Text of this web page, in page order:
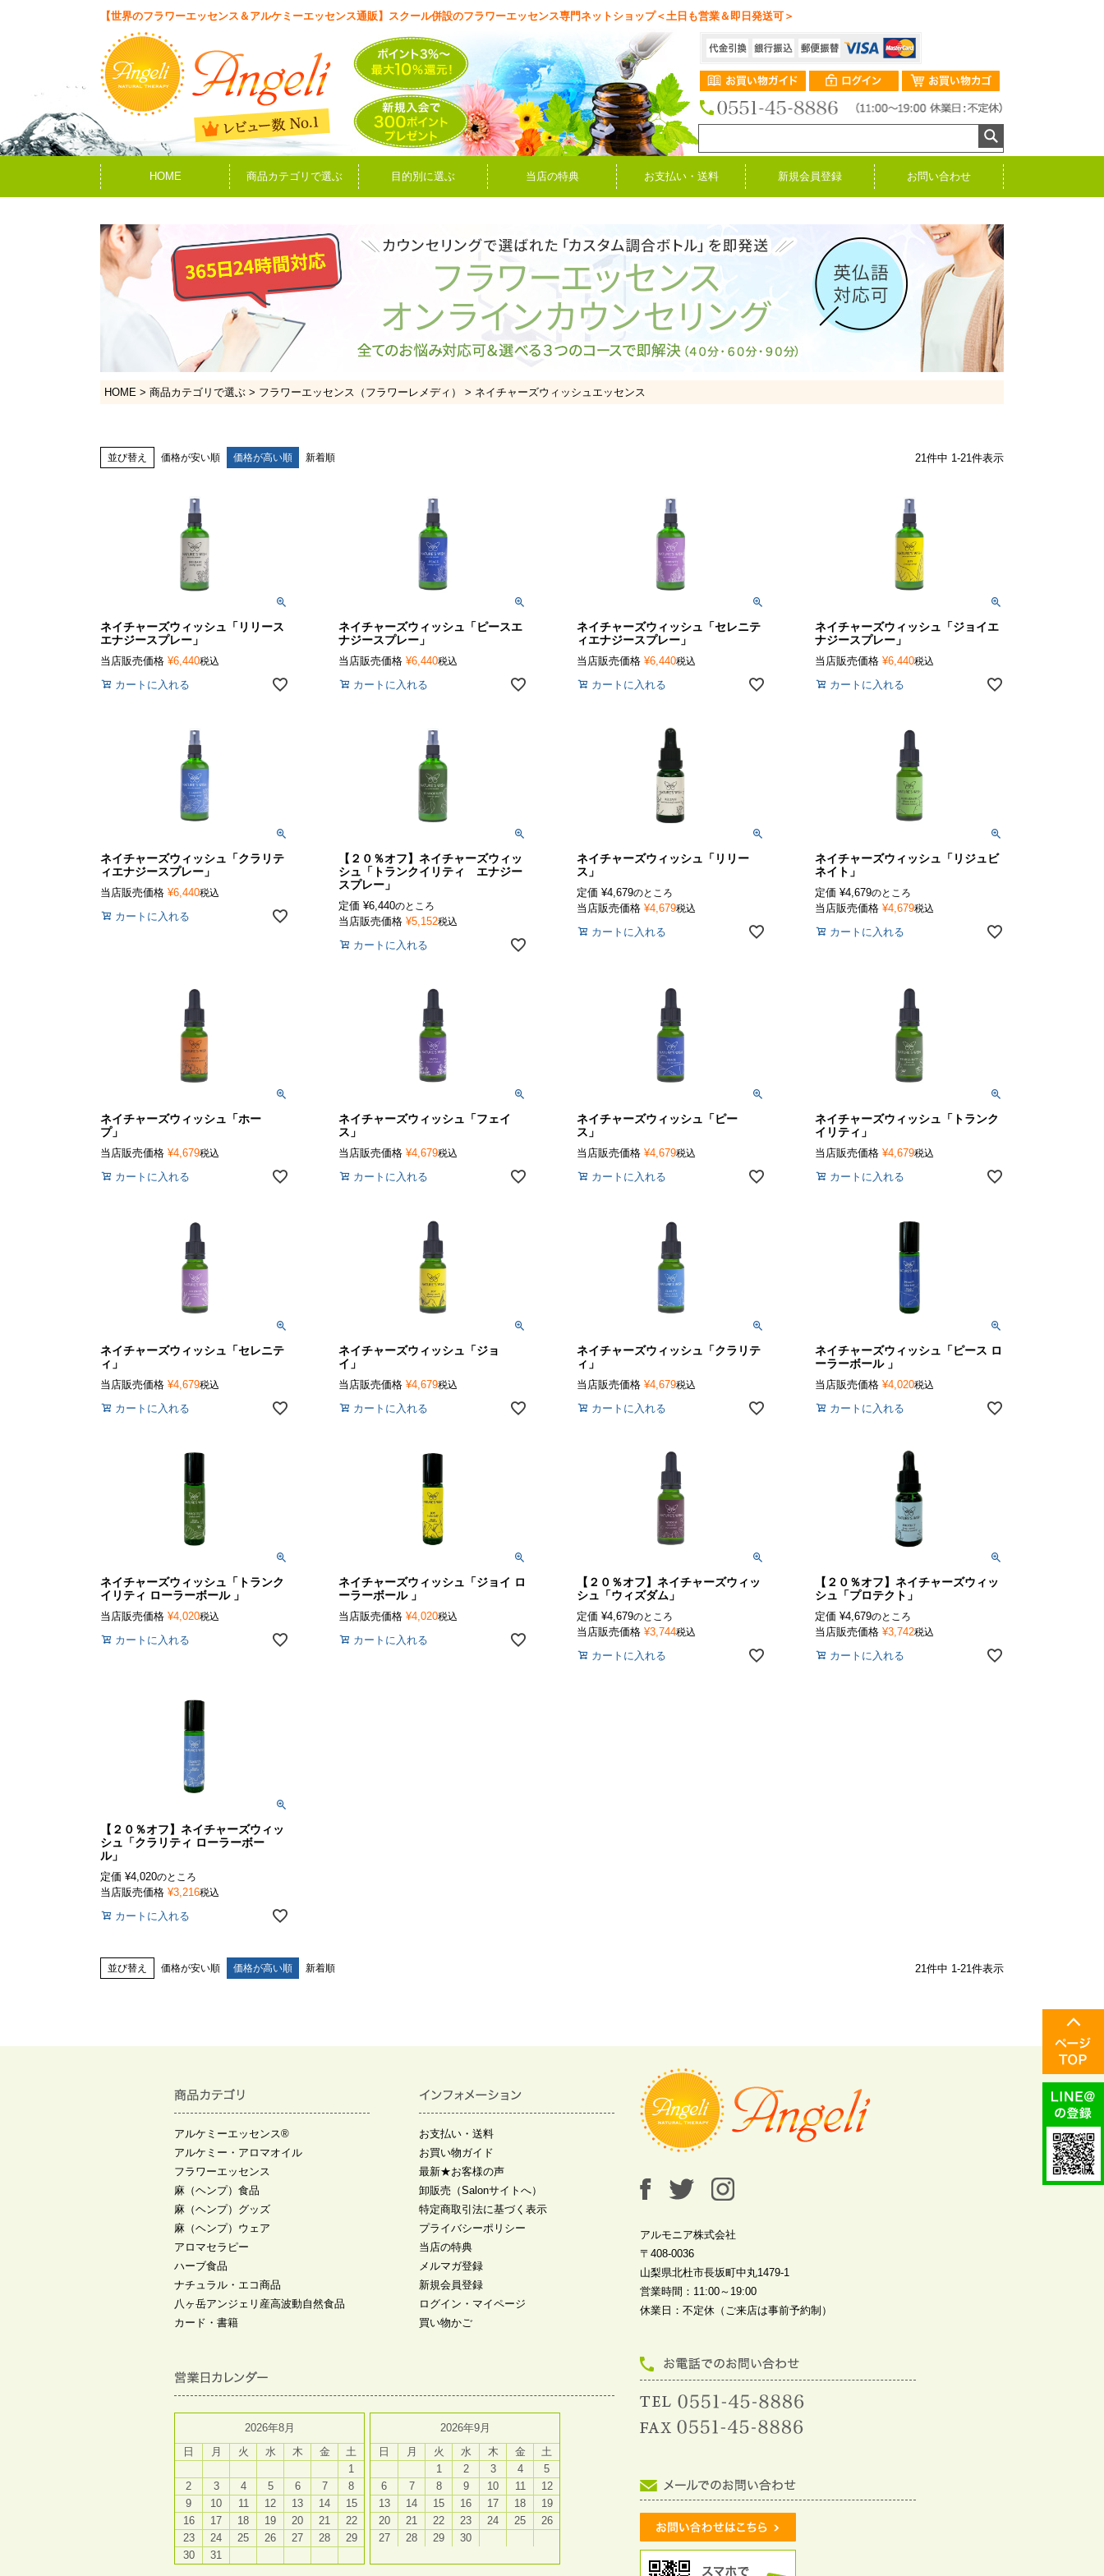
【世界のフラワーエッセンス＆アルケミーエッセンス通販】スクール併設のフラワーエッセンス専門ネットショップ＜土日も営業＆即日発送可＞
HOME 商品カテゴリで選ぶ 目的別に選ぶ 当店の特典 お支払い・送料 新規会員登録 お問い合わせ
HOME 商品カテゴリで選ぶ フラワーエッセンス（フラワーレメディ） ネイチャーズウィッシュエッセンス
並び替え 価格が安い順 価格が高い順 新着順 21 件中 1 -21 件表示
ネイチャーズウィッシュ「リリース
エナジースプレー」
当店販売価格 ¥6,440税込
カートに入れる
ネイチャーズウィッシュ「ピースエ
ナジースプレー」
当店販売価格 ¥6,440税込
カートに入れる
ネイチャーズウィッシュ「セレニテ
ィエナジースプレー」
当店販売価格 ¥6,440税込
カートに入れる
ネイチャーズウィッシュ「ジョイエ
ナジースプレー」
当店販売価格 ¥6,440税込
カートに入れる
ネイチャーズウィッシュ「クラリテ
ィエナジースプレー」
当店販売価格 ¥6,440税込
カートに入れる
【２０％オフ】ネイチャーズウィッ
シュ「トランクイリティ エナジー
スプレー」
定価 ¥6,440のところ
当店販売価格 ¥5,152税込
カートに入れる
ネイチャーズウィッシュ「リリー
ス」
定価 ¥4,679のところ
当店販売価格 ¥4,679税込
カートに入れる
ネイチャーズウィッシュ「リジュビ
ネイト」
定価 ¥4,679のところ
当店販売価格 ¥4,679税込
カートに入れる
ネイチャーズウィッシュ「ホー
プ」
当店販売価格 ¥4,679税込
カートに入れる
ネイチャーズウィッシュ「フェイ
ス」
当店販売価格 ¥4,679税込
カートに入れる
ネイチャーズウィッシュ「ピー
ス」
当店販売価格 ¥4,679税込
カートに入れる
ネイチャーズウィッシュ「トランク
イリティ」
当店販売価格 ¥4,679税込
カートに入れる
ネイチャーズウィッシュ「セレニテ
ィ」
当店販売価格 ¥4,679税込
カートに入れる
ネイチャーズウィッシュ「ジョ
イ」
当店販売価格 ¥4,679税込
カートに入れる
ネイチャーズウィッシュ「クラリテ
ィ」
当店販売価格 ¥4,679税込
カートに入れる
ネイチャーズウィッシュ「ピース ロ
ーラーボール 」
当店販売価格 ¥4,020税込
カートに入れる
ネイチャーズウィッシュ「トランク
イリティ ローラーボール 」
当店販売価格 ¥4,020税込
カートに入れる
ネイチャーズウィッシュ「ジョイ ロ
ーラーボール 」
当店販売価格 ¥4,020税込
カートに入れる
【２０％オフ】ネイチャーズウィッ
シュ「ウィズダム」
定価 ¥4,679のところ
当店販売価格 ¥3,744税込
カートに入れる
【２０％オフ】ネイチャーズウィッ
シュ「プロテクト」
定価 ¥4,679のところ
当店販売価格 ¥3,742税込
カートに入れる
【２０％オフ】ネイチャーズウィッ
シュ「クラリティ ローラーボー
ル」
定価 ¥4,020のところ
当店販売価格 ¥3,216税込
カートに入れる
並び替え 価格が安い順 価格が高い順 新着順 21 件中 1 -21 件表示
アルケミーエッセンス®
アルケミー・アロマオイル
フラワーエッセンス
麻（ヘンプ）食品
麻（ヘンプ）グッズ
麻（ヘンプ）ウェア
アロマセラピー
ハーブ食品
ナチュラル・エコ商品
八ヶ岳アンジェリ産高波動自然食品
カード・書籍
お支払い・送料
お買い物ガイド
最新★お客様の声
卸販売（Salonサイトへ）
特定商取引法に基づく表示
プライバシーポリシー
当店の特典
メルマガ登録
新規会員登録
ログイン・マイページ
買い物かご
2026年8月
日
月 火 水 木 金
土
1
2
3 4 5 6 7
8
9
10 11 12 13 14
15
16
17 18 19 20 21
22
23
24 25 26 27 28
29
30
31
2026年9月
日
月 火 水 木 金
土
1
2 3 4
5
6
7 8 9 10 11
12
13
14 15 16 17 18
19
20
21 22 23 24 25
26
27
28 29 30
アルモニア株式会社
〒408-0036
山梨県北杜市長坂町中丸1479-1
営業時間：11:00～19:00
休業日：不定休（ご来店は事前予約制）